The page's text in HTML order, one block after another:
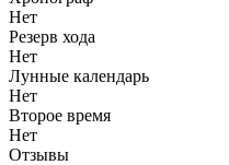
Нет
Резерв хода
Нет
Лунные календарь
Нет
Второе время
Нет
Отзывы